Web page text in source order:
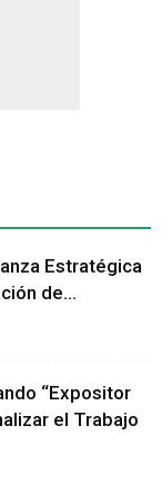
Estratégica
de...
“Expositor
el Trabajo